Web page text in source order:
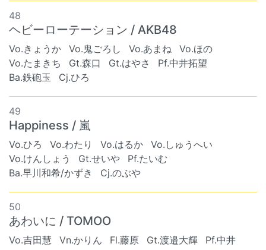
48
ヘビーローテーション / AKB48
Vo.きょうか Vo.鬼ごろし Vo.あまね
Vo.ほの
Vo.たまきち
Gt.森口 Gt.はやさ
Pf.中井拓望
Ba.鉄砲玉
Cj.ひろ
49
Happiness / 嵐
Vo.ひろ Vo.わたり Vo.はるか
Vo.しゅうへい
Vo.けんしょう
Gt.せいや
Pf.たいむ
Ba.早川和希/かずき
Cj.のぶや
50
あわいに / TOMOO
Vo.吉田慧 Vn.かりん Fl.藤原 Gt.渡邉大輝
Pf.中井